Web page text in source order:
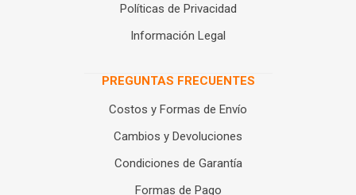
Políticas de Privacidad
Información Legal
PREGUNTAS FRECUENTES
Costos y Formas de Envío
Cambios y Devoluciones
Condiciones de Garantía
Formas de Pago